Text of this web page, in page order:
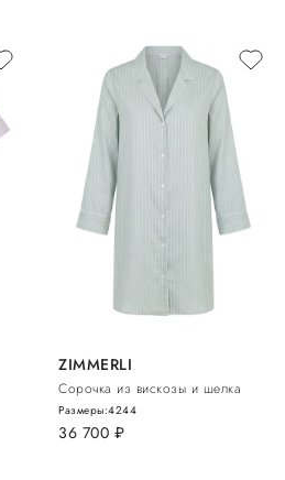
ZIMMERLI
Сорочка из вискозы и шелка
36 700 руб.
Размеры:4244